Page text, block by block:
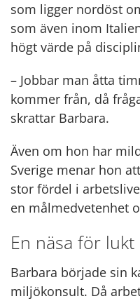
som ligger nordöst
som även inom
högt värde på
– Jobbar man åtta
kommer från, då
skrattar Barbara.
Även om hon har
Sverige menar hon
stor fördel i
en målmedvetenhet
En näsa för
Barbara började sin
miljökonsult. Då